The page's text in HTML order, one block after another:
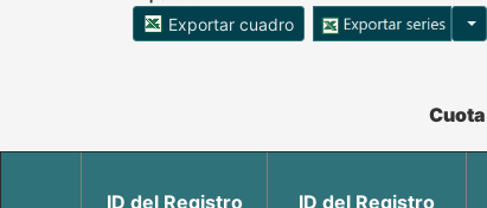
Exportar cuadro
Accesibilidad de Cuadros Analíticos, al exportar el
ID del Registro
ID del Registro